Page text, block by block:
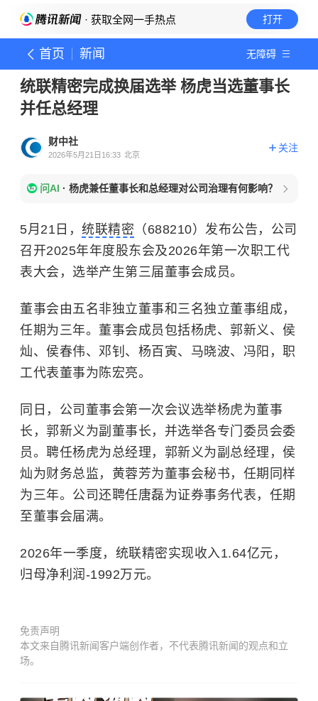
· 获取全网一手热点 打开
首页 新闻 无障碍
统联精密完成换届选举 杨虎当选董事长
并任总经理
财中社
2026年5月21日16:33 北京
关注
问AI · 杨虎兼任董事长和总经理对公司治理有何影响？
5月21日， 统联精密 （688210）发布公告，公司
召开2025年年度股东会及2026年第一次职工代
表大会，选举产生第三届董事会成员。
董事会由五名非独立董事和三名独立董事组成，
任期为三年。董事会成员包括杨虎、郭新义、侯
灿、侯春伟、邓钊、杨百寅、马晓波、冯阳，职
工代表董事为陈宏亮。
同日，公司董事会第一次会议选举杨虎为董事
长，郭新义为副董事长，并选举各专门委员会委
员。聘任杨虎为总经理，郭新义为副总经理，侯
灿为财务总监，黄蓉芳为董事会秘书，任期同样
为三年。公司还聘任唐磊为证券事务代表，任期
至董事会届满。
2026年一季度，统联精密实现收入1.64亿元，
归母净利润-1992万元。
免责声明
本文来自腾讯新闻客户端创作者，不代表腾讯新闻的观点和立
场。